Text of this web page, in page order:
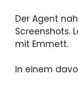
Der Agent
Screenshots.
mit Emmett.
In einem